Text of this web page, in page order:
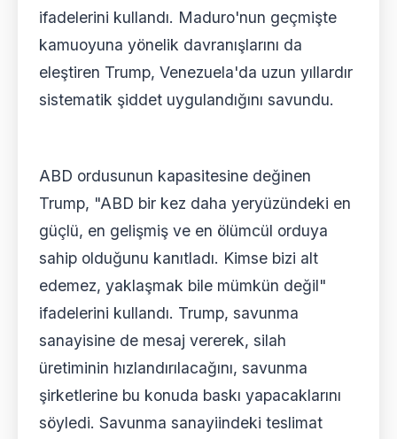
ifadelerini kullandı. Maduro'nun geçmişte
kamuoyuna yönelik davranışlarını da
eleştiren Trump, Venezuela'da uzun yıllardır
sistematik şiddet uygulandığını savundu.
ABD ordusunun kapasitesine değinen
Trump, "ABD bir kez daha yeryüzündeki en
güçlü, en gelişmiş ve en ölümcül orduya
sahip olduğunu kanıtladı. Kimse bizi alt
edemez, yaklaşmak bile mümkün değil"
ifadelerini kullandı. Trump, savunma
sanayisine de mesaj vererek, silah
üretiminin hızlandırılacağını, savunma
şirketlerine bu konuda baskı yapacaklarını
söyledi. Savunma sanayiindeki teslimat